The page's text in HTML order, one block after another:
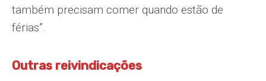
também precisam comer quando estão de
férias”.
Outras reivindicações